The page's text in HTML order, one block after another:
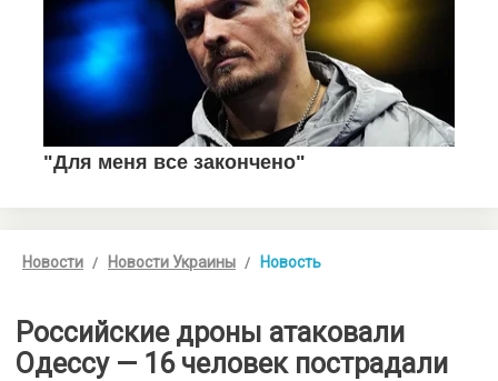
Новости Новости Украины Новость
Российские дроны атаковали
Одессу — 16 человек пострадали